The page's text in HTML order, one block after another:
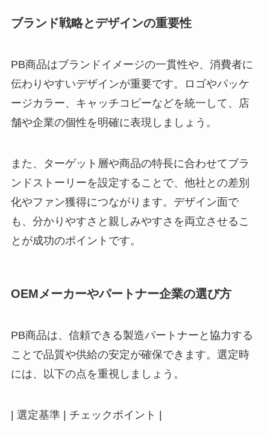
ブランド戦略とデザインの重要性
PB商品はブランドイメージの一貫性や、消費者に
伝わりやすいデザインが重要です。ロゴやパッケ
ージカラー、キャッチコピーなどを統一して、店
舗や企業の個性を明確に表現しましょう。
また、ターゲット層や商品の特長に合わせてブラ
ンドストーリーを設定することで、他社との差別
化やファン獲得につながります。デザイン面で
も、分かりやすさと親しみやすさを両立させるこ
とが成功のポイントです。
OEMメーカーやパートナー企業の選び方
PB商品は、信頼できる製造パートナーと協力する
ことで品質や供給の安定が確保できます。選定時
には、以下の点を重視しましょう。
| 選定基準 | チェックポイント |